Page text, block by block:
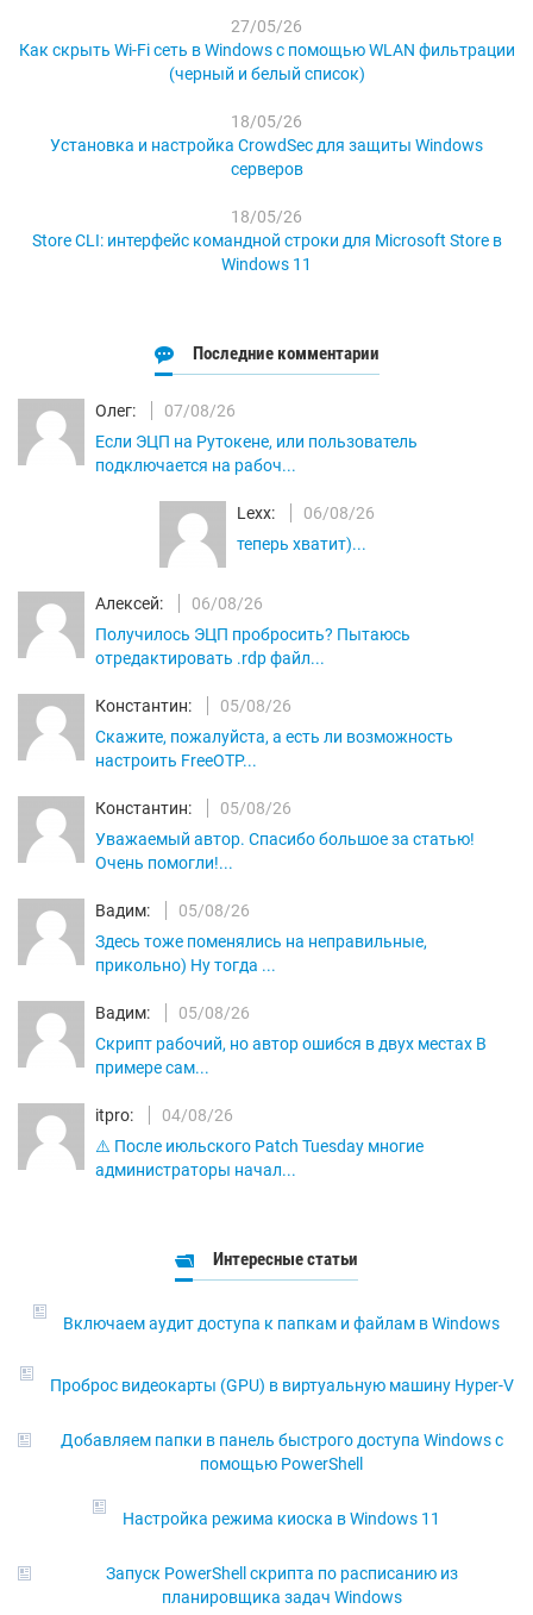
27/05/26
Как скрыть Wi-Fi сеть в Windows с помощью WLAN фильтрации
(черный и белый список)
18/05/26
Установка и настройка CrowdSec для защиты Windows
серверов
18/05/26
Store CLI: интерфейс командной строки для Microsoft Store в
Windows 11
Последние комментарии
Олег:
07/08/26
Если ЭЦП на Рутокене, или пользователь
подключается на рабоч...
Lexx:
06/08/26
теперь хватит)...
Алексей:
06/08/26
Получилось ЭЦП пробросить? Пытаюсь
отредактировать .rdp файл...
Константин:
05/08/26
Скажите, пожалуйста, а есть ли возможность
настроить FreeOTP...
Константин:
05/08/26
Уважаемый автор. Спасибо большое за статью!
Очень помогли!...
Вадим:
05/08/26
Здесь тоже поменялись на неправильные,
прикольно) Ну тогда ...
Вадим:
05/08/26
Скрипт рабочий, но автор ошибся в двух местах В
примере сам...
itpro:
04/08/26
⚠️ После июльского Patch Tuesday многие
администраторы начал...
Интересные статьи
Включаем аудит доступа к папкам и файлам в Windows
Проброс видеокарты (GPU) в виртуальную машину Hyper-V
Добавляем папки в панель быстрого доступа Windows с
помощью PowerShell
Настройка режима киоска в Windows 11
Запуск PowerShell скрипта по расписанию из
планировщика задач Windows